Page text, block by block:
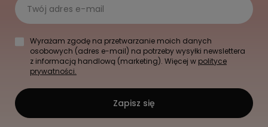
Twój adres e-mail
Wyrażam zgodę na przetwarzanie moich danych
osobowych (adres e-mail) na potrzeby wysyłki newslettera
z informacją handlową (marketing). Więcej w polityce
prywatności.
Zapisz się